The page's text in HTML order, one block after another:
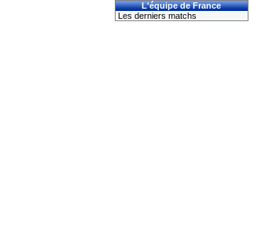
L'équipe de France
Les derniers matchs